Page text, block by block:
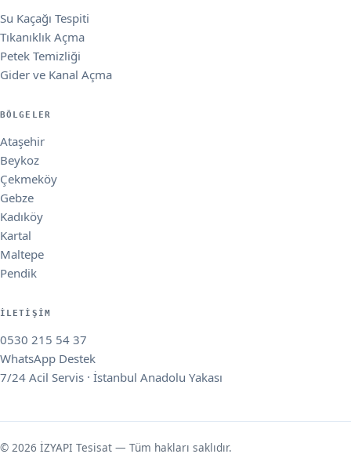
Su Kaçağı Tespiti
Tıkanıklık Açma
Petek Temizliği
Gider ve Kanal Açma
BÖLGELER
Ataşehir
Beykoz
Çekmeköy
Gebze
Kadıköy
Kartal
Maltepe
Pendik
İLETIŞIM
0530 215 54 37
WhatsApp Destek
7/24 Acil Servis · İstanbul Anadolu Yakası
© 2026 İZYAPI Tesisat — Tüm hakları saklıdır.